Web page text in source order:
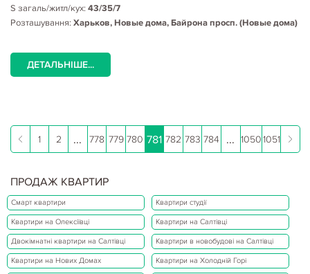
S загаль/житл/кух: 43/35/7
Розташування: Харьков, Новые дома, Байрона просп. (Новые дома)
ДЕТАЛЬНІШЕ...
1 2 ... 778 779 780 781 782 783 784 ... 10501051
ПРОДАЖ КВАРТИР
Смарт квартири Квартири студії
Квартири на Олексіївці Квартири на Салтівці
Двокімнатні квартири на Салтівці Квартири в новобудові на Салтівці
Квартири на Нових Домах Квартири на Холодній Горі